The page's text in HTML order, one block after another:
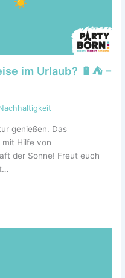
im Urlaub? 🔋⛺ –
genießen. Das
mit Hilfe von
der Sonne! Freut euch